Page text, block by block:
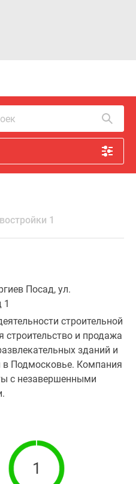
1
Посад, ул.
1
строительной
строительство и продажа
зданий и
в Подмосковье. Компания
с незавершенными
1